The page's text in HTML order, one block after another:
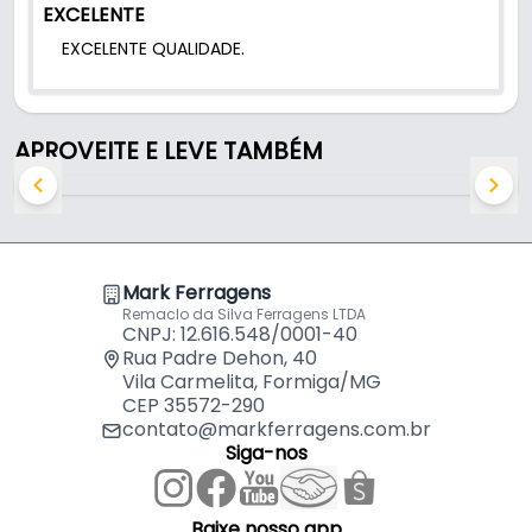
Indicado para:
EXCELENTE
EXCELENTE QUALIDADE.
APROVEITE E LEVE TAMBÉM
Mark Ferragens
Remaclo da Silva Ferragens LTDA
CNPJ: 12.616.548/0001-40
Rua Padre Dehon, 40
Vila Carmelita, Formiga/MG
CEP 35572-290
contato@markferragens.com.br
Siga-nos